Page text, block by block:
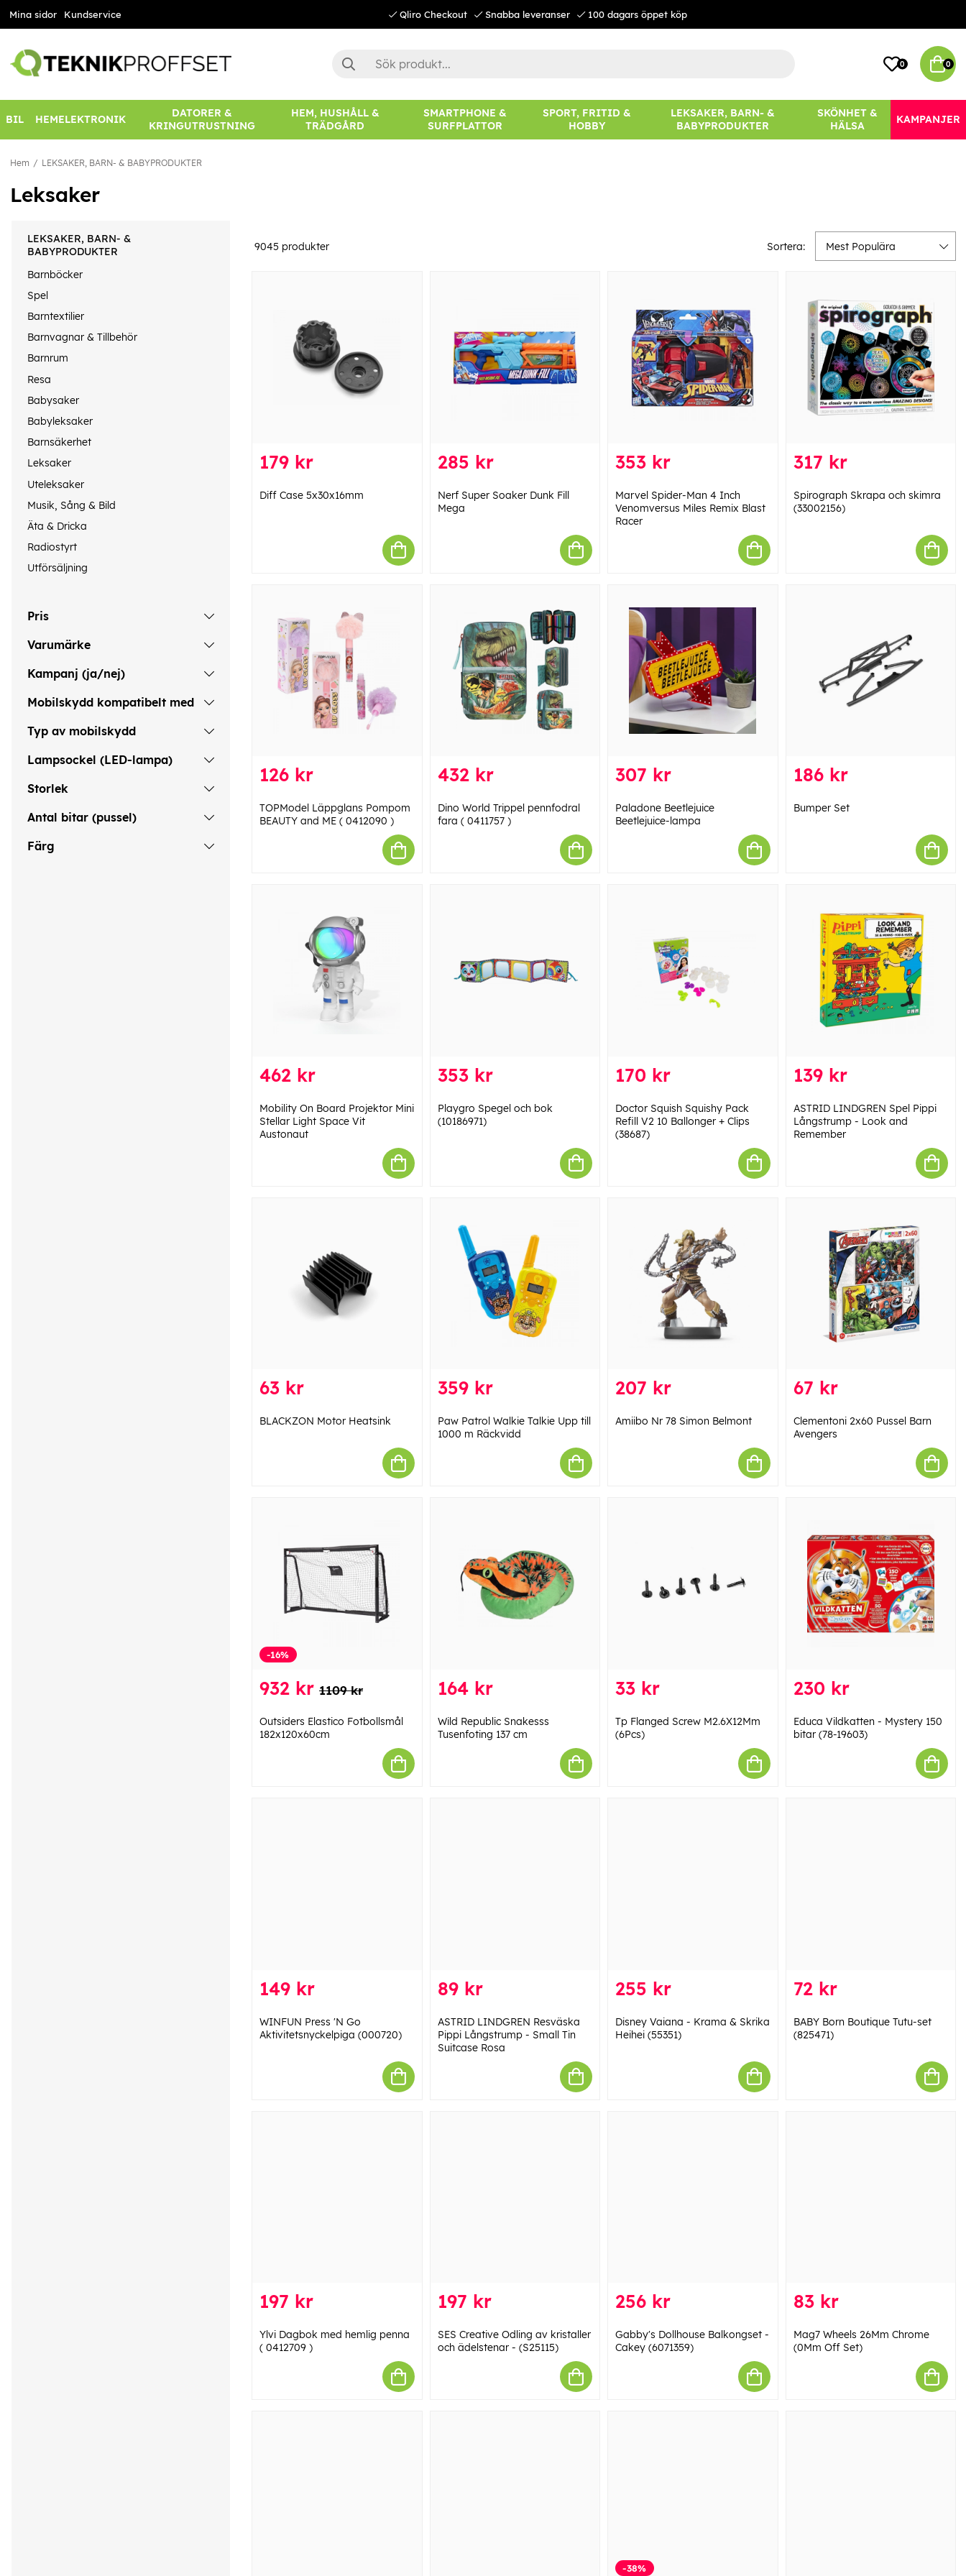
Mina sidor Kundservice Qliro Checkout Snabba leveranser 100 dagars öppet köp
0 0
BIL HEMELEKTRONIK
DATORER &
KRINGUTRUSTNING
HEM, HUSHÅLL &
TRÄDGÅRD
SMARTPHONE &
SURFPLATTOR
SPORT, FRITID &
HOBBY
LEKSAKER, BARN- &
BABYPRODUKTER
SKÖNHET &
HÄLSA
KAMPANJER
Hem LEKSAKER, BARN- & BABYPRODUKTER
Leksaker
LEKSAKER, BARN- &
BABYPRODUKTER
Barnböcker
Spel
Barntextilier
Barnvagnar & Tillbehör
Barnrum
Resa
Babysaker
Babyleksaker
Barnsäkerhet
Leksaker
Uteleksaker
Musik, Sång & Bild
Äta & Dricka
Radiostyrt
Utförsäljning
Pris
Varumärke
Kampanj (ja/nej)
Mobilskydd kompatibelt med
Typ av mobilskydd
Lampsockel (LED-lampa)
Storlek
Antal bitar (pussel)
Färg
9045 produkter Sortera: Mest Populära
179 kr
Diff Case 5x30x16mm
285 kr
Nerf Super Soaker Dunk Fill
Mega
353 kr
Marvel Spider-Man 4 Inch
Venomversus Miles Remix Blast
Racer
317 kr
Spirograph Skrapa och skimra
(33002156)
126 kr
TOPModel Läppglans Pompom
BEAUTY and ME ( 0412090 )
432 kr
Dino World Trippel pennfodral
fara ( 0411757 )
307 kr
Paladone Beetlejuice
Beetlejuice-lampa
186 kr
Bumper Set
462 kr
Mobility On Board Projektor Mini
Stellar Light Space Vit
Austonaut
353 kr
Playgro Spegel och bok
(10186971)
170 kr
Doctor Squish Squishy Pack
Refill V2 10 Ballonger + Clips
(38687)
139 kr
ASTRID LINDGREN Spel Pippi
Långstrump - Look and
Remember
63 kr
BLACKZON Motor Heatsink
359 kr
Paw Patrol Walkie Talkie Upp till
1000 m Räckvidd
207 kr
Amiibo Nr 78 Simon Belmont
67 kr
Clementoni 2x60 Pussel Barn
Avengers
-16%
932 kr 1109 kr
Outsiders Elastico Fotbollsmål
182x120x60cm
164 kr
Wild Republic Snakesss
Tusenfoting 137 cm
33 kr
Tp Flanged Screw M2.6X12Mm
(6Pcs)
230 kr
Educa Vildkatten - Mystery 150
bitar (78-19603)
149 kr
WINFUN Press 'N Go
Aktivitetsnyckelpiga (000720)
89 kr
ASTRID LINDGREN Resväska
Pippi Långstrump - Small Tin
Suitcase Rosa
255 kr
Disney Vaiana - Krama & Skrika
Heihei (55351)
72 kr
BABY Born Boutique Tutu-set
(825471)
197 kr
Ylvi Dagbok med hemlig penna
( 0412709 )
197 kr
SES Creative Odling av kristaller
och ädelstenar - (S25115)
256 kr
Gabby's Dollhouse Balkongset -
Cakey (6071359)
83 kr
Mag7 Wheels 26Mm Chrome
(0Mm Off Set)
-38%